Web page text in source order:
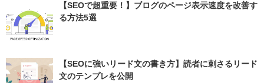
【SEOで超重要！】ブログのページ表示速度を改善す
る方法5選
【SEOに強いリード文の書き方】読者に刺さるリード
文のテンプレを公開